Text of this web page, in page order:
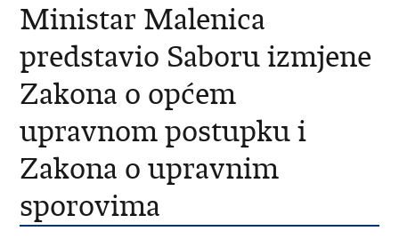
Ministar Malenica
predstavio Saboru izmjene
Zakona o općem
upravnom postupku i
Zakona o upravnim
sporovima